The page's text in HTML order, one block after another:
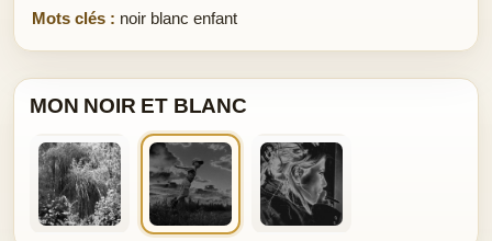
Mots clés : noir blanc enfant
MON NOIR ET BLANC